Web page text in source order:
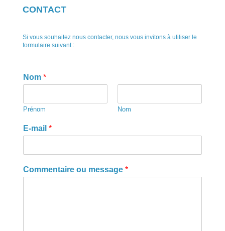
CONTACT
Si vous souhaitez nous contacter, nous vous invitons à utiliser le
formulaire suivant :
Nom *
Prénom Nom
E-mail *
Commentaire ou message *